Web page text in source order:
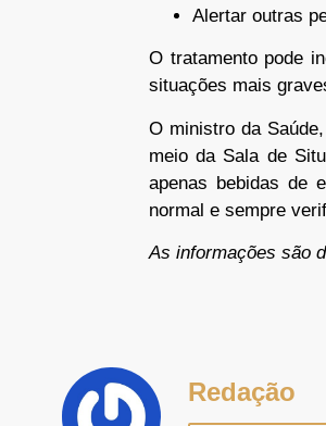
Alertar outras
O tratamento pode
situações mais
O ministro da
meio da Sala de
apenas bebidas de
normal e sempre
As informações são
Redação